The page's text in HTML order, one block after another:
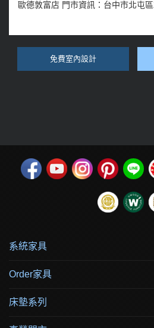
歐德敦富店 門市資訊：台中市北屯
免費室內設計
系統家具
Order家具
床墊系列